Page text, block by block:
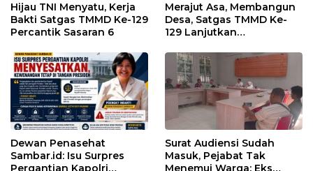
Hijau TNI Menyatu, Kerja
Bakti Satgas TMMD Ke-129
Percantik Sasaran 6
Merajut Asa, Membangun
Desa, Satgas TMMD Ke-
129 Lanjutkan
Dewan Penasehat
Sambar.id: Isu Surpres
Pergantian Kapolri
Surat Audiensi Sudah
Masuk, Pejabat Tak
Menemui Warga: Eks